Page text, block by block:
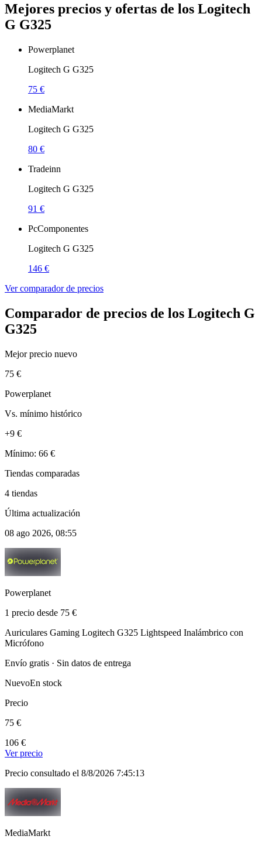
Mejores precios y ofertas de los Logitech
G G325
Powerplanet
Logitech G G325
75 €
MediaMarkt
Logitech G G325
80 €
Tradeinn
Logitech G G325
91 €
PcComponentes
Logitech G G325
146 €
Ver comparador de precios
Comparador de precios de los Logitech G
G325
Mejor precio nuevo
75 €
Powerplanet
Vs. mínimo histórico
+9 €
Mínimo: 66 €
Tiendas comparadas
4 tiendas
Última actualización
08 ago 2026, 08:55
Powerplanet
1 precio desde 75 €
Auriculares Gaming Logitech G325 Lightspeed Inalámbrico con
Micrófono
Envío gratis · Sin datos de entrega
NuevoEn stock
Precio
75 €
106 €
Ver precio
Precio consultado el 8/8/2026 7:45:13
MediaMarkt